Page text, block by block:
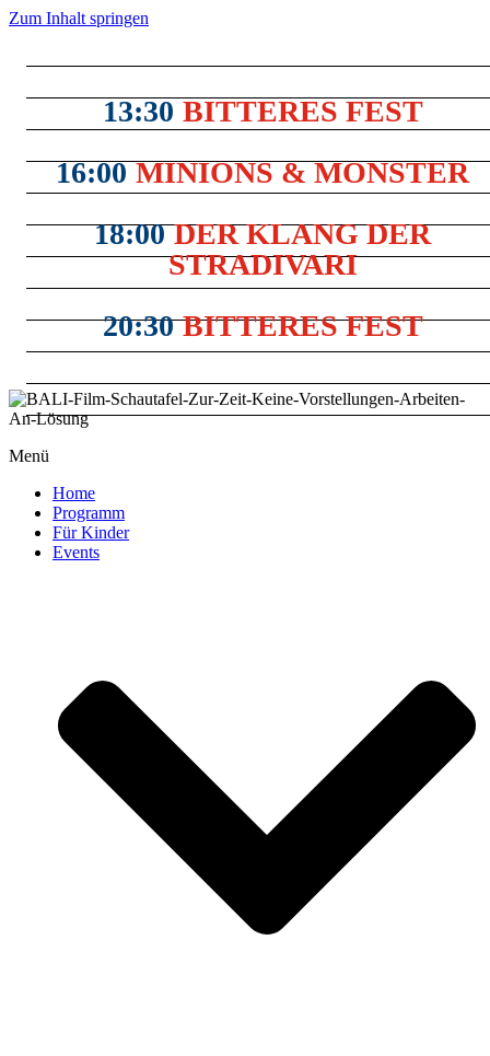
Zum Inhalt springen
13:30 BITTERES FEST
16:00 MINIONS & MONSTER
18:00 DER KLANG DER
STRADIVARI
20:30 BITTERES FEST
Menü
Home
Programm
Für Kinder
Events